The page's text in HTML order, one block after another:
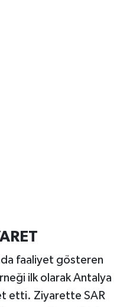
faaliyet gösteren
ilk olarak Antalya
etti. Ziyarette SAR